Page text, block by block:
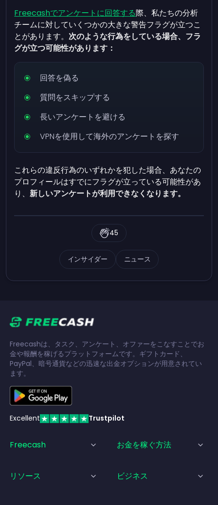
Freecashでアンケートに回答する際、私たちの分析
チームに対していくつかの大きな警告フラグが立つこ
とがあります。次のような行為をしている場合、フラ
グが立つ可能性があります：
回答を偽る
質問をスキップする
長いアンケートを避ける
VPNを使用して海外のアンケートを探す
これらの違反行為のいずれかを犯した場合、あなたの
プロフィールはすでにフラグが立っている可能性があ
り、新しいアンケートが利用できなくなります。
インサイダー ニュース
45
Freecashは、タスク、アンケート、オファーをこなすことでお
金や報酬を稼げるプラットフォームです。ギフトカード、
PayPal、暗号通貨などの迅速な出金オプションが用意されてい
ます。
Excellent Trustpilot
Freecash お金を稼ぐ方法
リソース ビジネス